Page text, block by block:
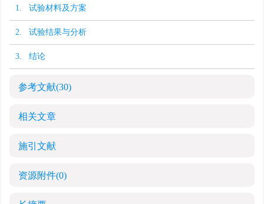
1. 试验材料及方案
2. 试验结果与分析
3. 结论
参考文献(30)
相关文章
施引文献
资源附件(0)